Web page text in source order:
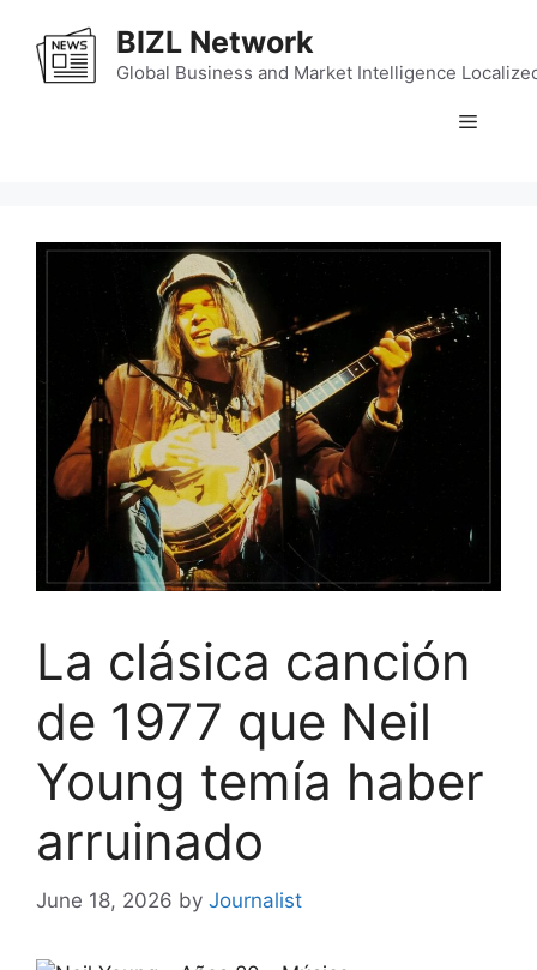
content
BIZL Network
Global Business and Market Intelligence
Menu
La clásica canción
de 1977 que Neil
Young temía haber
arruinado
June 18, 2026 by Journalist